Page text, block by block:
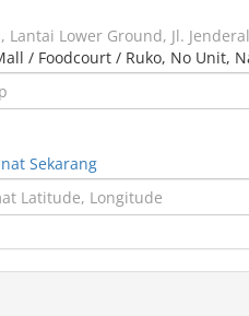
Lantai Lower Ground, Jl.
/ Foodcourt / Ruko, No Unit,
Sekarang